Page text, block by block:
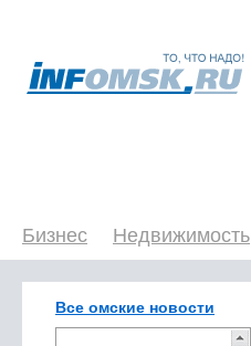
Бизнес Недвижимость
Все омские новости